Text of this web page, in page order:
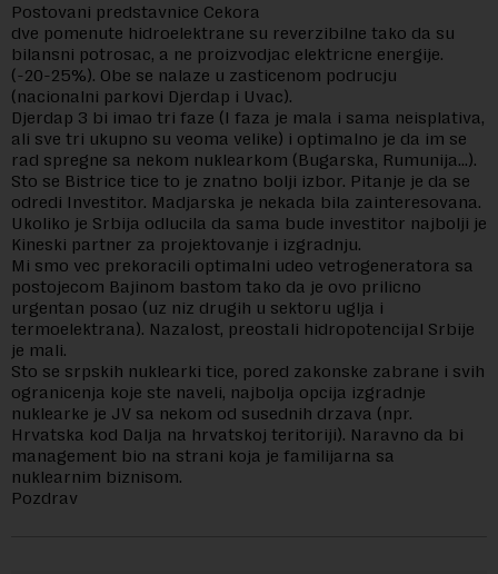
Postovani predstavnice Cekora
dve pomenute hidroelektrane su reverzibilne tako da su
bilansni potrosac, a ne proizvodjac elektricne energije.
(-20-25%). Obe se nalaze u zasticenom podrucju
(nacionalni parkovi Djerdap i Uvac).
Djerdap 3 bi imao tri faze (I faza je mala i sama neisplativa,
ali sve tri ukupno su veoma velike) i optimalno je da im se
rad spregne sa nekom nuklearkom (Bugarska, Rumunija…).
Sto se Bistrice tice to je znatno bolji izbor. Pitanje je da se
odredi Investitor. Madjarska je nekada bila zainteresovana.
Ukoliko je Srbija odlucila da sama bude investitor najbolji je
Kineski partner za projektovanje i izgradnju.
Mi smo vec prekoracili optimalni udeo vetrogeneratora sa
postojecom Bajinom bastom tako da je ovo prilicno
urgentan posao (uz niz drugih u sektoru uglja i
termoelektrana). Nazalost, preostali hidropotencijal Srbije
je mali.
Sto se srpskih nuklearki tice, pored zakonske zabrane i svih
ogranicenja koje ste naveli, najbolja opcija izgradnje
nuklearke je JV sa nekom od susednih drzava (npr.
Hrvatska kod Dalja na hrvatskoj teritoriji). Naravno da bi
management bio na strani koja je familijarna sa
nuklearnim biznisom.
Pozdrav